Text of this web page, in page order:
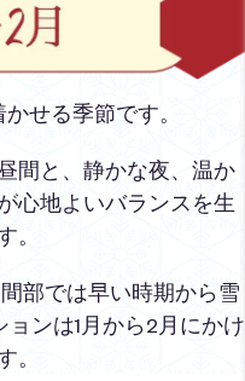
せる季節です。
間と、静かな夜、温か
心地よいバランスを生
。
部では早い時期から雪
ンは1月から2月にかけ
。